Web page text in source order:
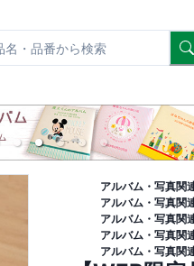
アルバム・写真関
アルバム・写真関
アルバム・写真関
アルバム・写真関
アルバム・写真関